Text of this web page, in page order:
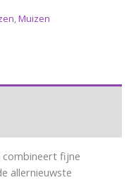
,Muizen
combineert fijne
allernieuwste